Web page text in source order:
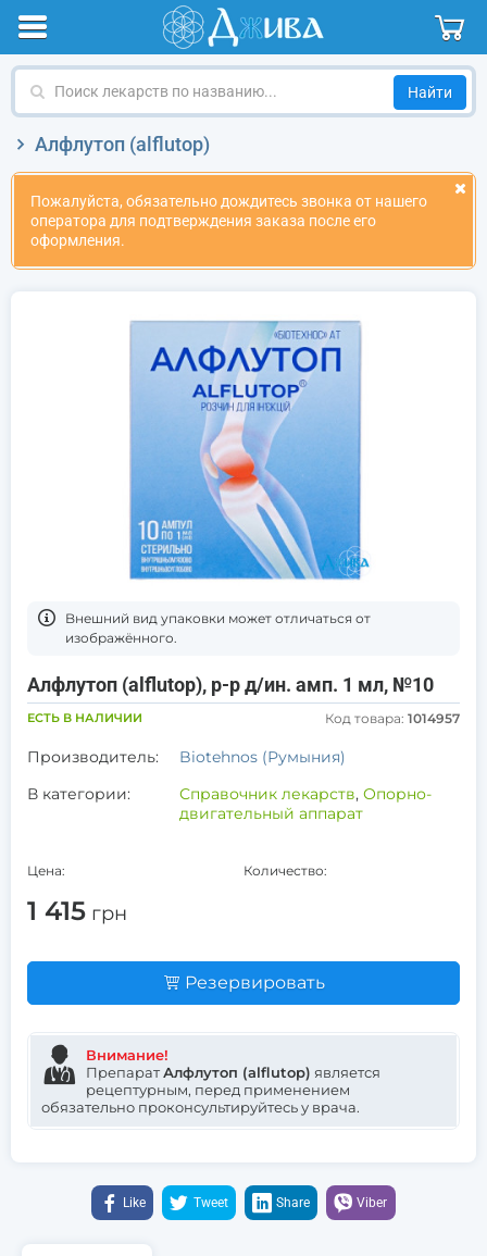
Поиск
названию
Алфлутоп (alflutop)
Пожалуйста, обязательно дождитесь звонка от нашего
оператора для подтверждения заказа после его
оформления.
Bнешний вид упаковки может отличаться от
изображённого.
Алфлутоп (alflutop), р-р д/ин. амп. 1 мл, №10
ЕСТЬ В НАЛИЧИИ Код товара: 1014957
Производитель:
Biotehnos (Румыния)
В категории:
Справочник лекарств, Опорно-
двигательный аппарат
Цена:
1 415 грн
Количество:
Резервировать
Внимание!
ПрепаратАлфлутоп (alflutop) является
рецептурным, перед применением
обязательно проконсультируйтесь у врача.
Like Tweet Share Viber